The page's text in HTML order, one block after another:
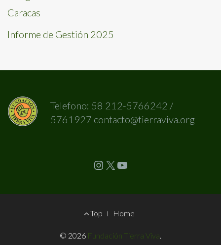
Caracas
Informe de Gestión 2025
Telefono: 58 212-5766242 /
5761927 contacto@tierraviva.org
Instagram X YouTube
Top Home
© 2026 Fundación Tierra Viva.